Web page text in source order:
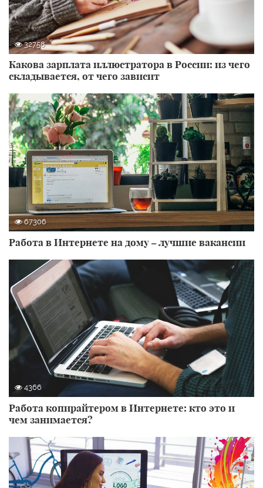
32758
Какова зарплата иллюстратора в России: из чего
складывается, от чего зависит
67306
Работа в Интернете на дому – лучшие вакансии
4366
Работа копирайтером в Интернете: кто это и
чем занимается?